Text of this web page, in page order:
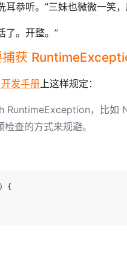
耳恭听。”三妹也微微一笑，
了。开整。”
捕获
发手册上这样规定：
RuntimeException，比
查的方式来规避。
) {